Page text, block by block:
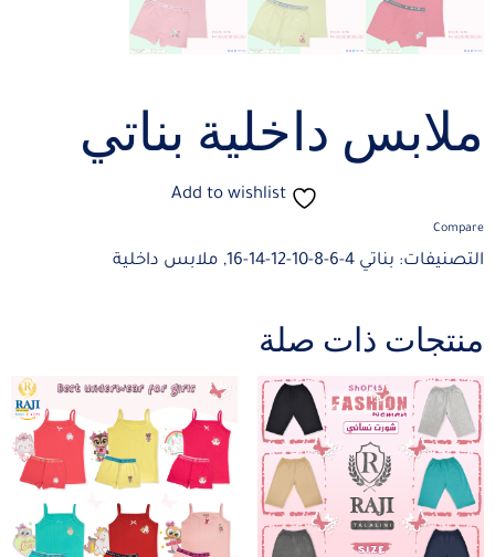
ملابس داخلية بناتي
Add to wishlist
Compare
التصنيفات: بناتي 4-6-8-10-12-14-16 , ملابس داخلية
منتجات ذات صلة